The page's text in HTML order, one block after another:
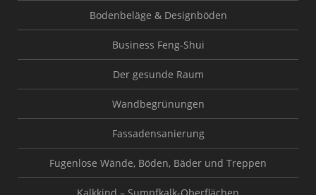
Bodenbeläge & Designböden
Business Feng-Shui
Der gesunde Raum
Wandbegrünungen
Fassadensanierung
Fugenlose Wände, Böden, Bäder und Treppen